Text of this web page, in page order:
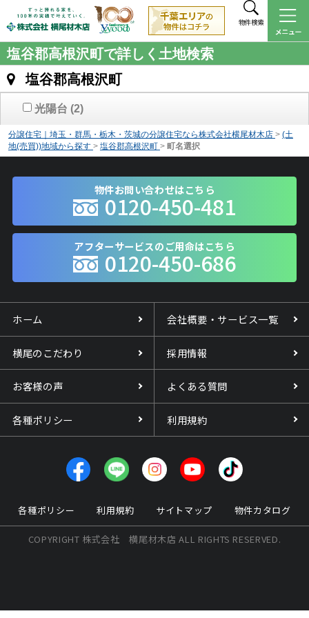
物件検索
塩谷郡高根沢町で詳しく土地検索
塩谷郡高根沢町
光陽台 (2)
分譲住宅｜埼玉・群馬・栃木・茨城の分譲住宅なら株式会社横尾材木店 > (土
地(売買))地域から探す > 塩谷郡高根沢町 > 町名選択
物件お問い合わせはこちら
0120-450-481
アフターサービスのご用命はこちら
0120-450-686
ホーム 会社概要・サービス一覧
横尾のこだわり 採用情報
お客様の声 よくある質問
各種ポリシー 利用規約
各種ポリシー 利用規約 サイトマップ 物件カタログ
COPYRIGHT 株式会社 横尾材木店 ALL RIGHTS RESERVED.